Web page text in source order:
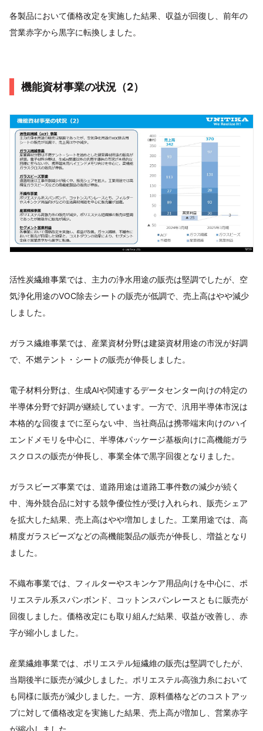
各製品において価格改定を実施した結果、収益が回復し、前年の
営業赤字から黒字に転換しました。
機能資材事業の状況（2）
活性炭繊維事業では、主力の浄水用途の販売は堅調でしたが、空
気浄化用途のVOC除去シートの販売が低調で、売上高はやや減少
しました。
ガラス繊維事業では、産業資材分野は建築資材用途の市況が好調
で、不燃テント・シートの販売が伸長しました。
電子材料分野は、生成AIや関連するデータセンター向けの特定の
半導体分野で好調が継続しています。一方で、汎用半導体市況は
本格的な回復までに至らない中、当社商品は携帯端末向けのハイ
エンドメモリを中心に、半導体パッケージ基板向けに高機能ガラ
スクロスの販売が伸長し、事業全体で黒字回復となりました。
ガラスビーズ事業では、道路用途は道路工事件数の減少が続く
中、海外競合品に対する競争優位性が受け入れられ、販売シェア
を拡大した結果、売上高はやや増加しました。工業用途では、高
精度ガラスビーズなどの高機能製品の販売が伸長し、増益となり
ました。
不織布事業では、フィルターやスキンケア用品向けを中心に、ポ
リエステル系スパンボンド、コットンスパンレースともに販売が
回復しました。価格改定にも取り組んだ結果、収益が改善し、赤
字が縮小しました。
産業繊維事業では、ポリエステル短繊維の販売は堅調でしたが、
当期後半に販売が減少しました。ポリエステル高強力糸において
も同様に販売が減少しました。一方、原料価格などのコストアッ
プに対して価格改定を実施した結果、売上高が増加し、営業赤字
が縮小しました。